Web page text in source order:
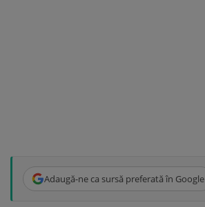
Adaugă-ne ca sursă preferată în Google